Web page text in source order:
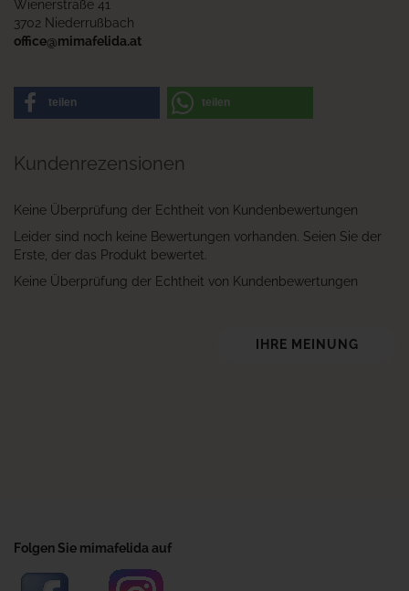
Wienerstraße 41
3702 Niederrußbach
office@mimafelida.at
teilen teilen
Kundenrezensionen
Keine Überprüfung der Echtheit von Kundenbewertungen
Leider sind noch keine Bewertungen vorhanden. Seien Sie der
Erste, der das Produkt bewertet.
Keine Überprüfung der Echtheit von Kundenbewertungen
IHRE MEINUNG
Folgen Sie mimafelida auf